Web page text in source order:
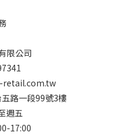
限公司
retail.com.tw
路一段99號3樓
週五
17:00